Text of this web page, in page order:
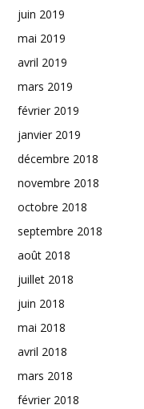
juin 2019
mai 2019
avril 2019
mars 2019
février 2019
janvier 2019
décembre 2018
novembre 2018
octobre 2018
septembre 2018
août 2018
juillet 2018
juin 2018
mai 2018
avril 2018
mars 2018
février 2018